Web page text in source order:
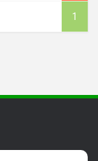
1